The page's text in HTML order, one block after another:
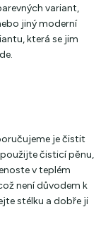
variant,
jiný moderní
která se jim
je čistit
čisticí pěnu,
v teplém
není důvodem k
stélku a dobře ji